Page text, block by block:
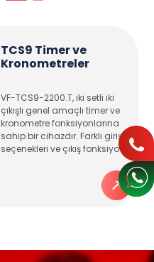
TCS9 Timer ve
Kronometreler
VF-TCS9-2200.T, iki setli iki
çıkışlı genel amaçlı timer ve
kronometre fonksiyonlarına
sahip bir cihazdır. Farklı giriş
seçenekleri ve çıkış fonksiyo